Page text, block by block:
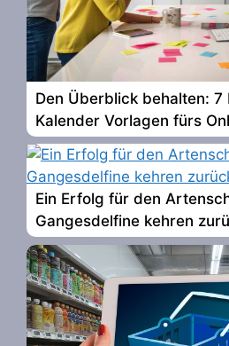
Den Überblick behalten: 7
Kalender Vorlagen fürs
Ein Erfolg für den
Gangesdelfine kehren